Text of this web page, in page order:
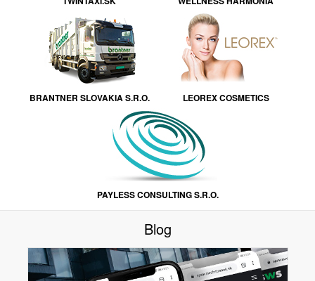
BRANTNER SLOVAKIA S.R.O. LEOREX COSMETICS
PAYLESS CONSULTING S.R.O.
Blog